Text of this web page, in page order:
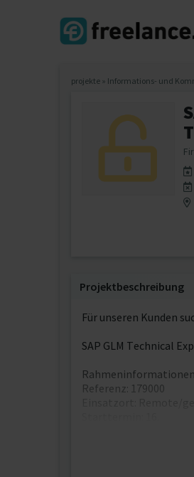
projekte » Informations- und
Projektbeschreibung
Für unseren Kunden
SAP GLM Technical
Rahmeninformationen
Referenz: 179000